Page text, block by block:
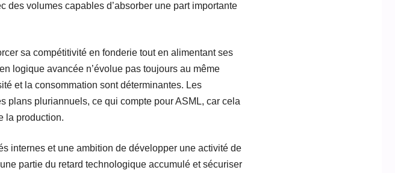
volumes capables d’absorber une part importante
sa compétitivité en fonderie tout en alimentant ses
logique avancée n’évolue pas toujours au même
et la consommation sont déterminantes. Les
plans pluriannuels, ce qui compte pour ASML, car cela
la production.
internes et une ambition de développer une activité de
partie du retard technologique accumulé et sécuriser